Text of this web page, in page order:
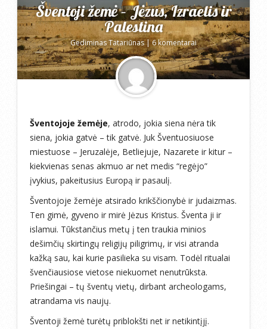
Šventoji žemė – Jėzus, Izraelis ir
Palestina
Gediminas Tatariūnas|6 komentarai
Šventojoje žemėje, atrodo, jokia siena nėra tik
siena, jokia gatvė – tik gatvė. Juk Šventuosiuose
miestuose – Jeruzalėje, Betliejuje, Nazarete ir kitur –
kiekvienas senas akmuo ar net medis “regėjo”
įvykius, pakeitusius Europą ir pasaulį.
Šventojoje žemėje atsirado krikščionybė ir judaizmas.
Ten gimė, gyveno ir mirė Jėzus Kristus. Šventa ji ir
islamui. Tūkstančius metų į ten traukia minios
dešimčių skirtingų religijų piligrimų, ir visi atranda
kažką sau, kai kurie pasilieka su visam. Todėl ritualai
švenčiausiose vietose niekuomet nenutrūksta.
Priešingai – tų šventų vietų, dirbant archeologams,
atrandama vis naujų.
Šventoji žemė turėtų priblokšti net ir netikintįjį.